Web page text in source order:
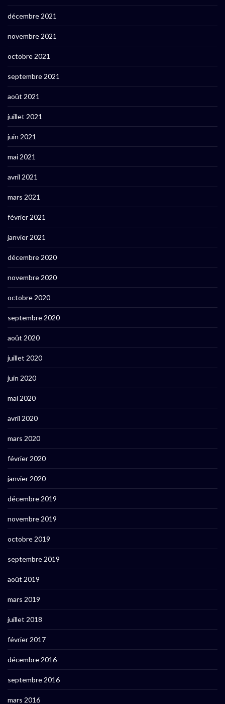
décembre 2021
novembre 2021
octobre 2021
septembre 2021
août 2021
juillet 2021
juin 2021
mai 2021
avril 2021
mars 2021
février 2021
janvier 2021
décembre 2020
novembre 2020
octobre 2020
septembre 2020
août 2020
juillet 2020
juin 2020
mai 2020
avril 2020
mars 2020
février 2020
janvier 2020
décembre 2019
novembre 2019
octobre 2019
septembre 2019
août 2019
mars 2019
juillet 2018
février 2017
décembre 2016
septembre 2016
mars 2016